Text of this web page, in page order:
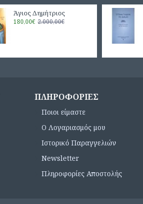
Άγιος Δημήτριος
180,00€ 2.000,00€
ΠΛΗΡΟΦΟΡΊΕΣ
Ποιοι είμαστε
Ο Λογαριασμός μου
Ιστορικό Παραγγελιών
Newsletter
Πληροφορίες Αποστολής